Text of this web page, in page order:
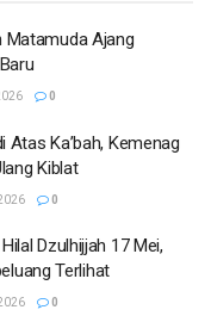
Matamuda Ajang
0
Ka’bah, Kemenag
Kiblat
0
Dzulhijjah 17 Mei,
Terlihat
0